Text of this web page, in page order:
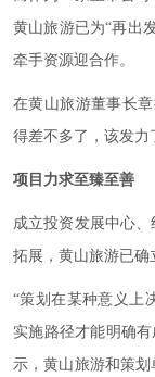
黄山旅游已为“再出
牵手资源迎合作。
在黄山旅游董事长
得差不多了，该发力
项目力求至臻至善
成立投资发展中心
拓展，黄山旅游已确
“策划在某种意义上
实施路径才能明确
示，黄山旅游和策划